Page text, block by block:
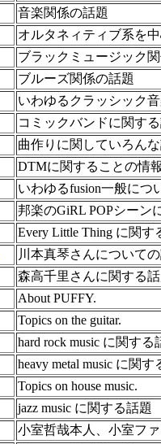
音楽関係の話題
オルタネィティブ系を
ブラックミュージック
ブルーズ関係の話題
いわゆるクラッシック
コミックバンドに関す
曲作りに関していろん
DTMに関することの情
いわゆるfusion一般につ
邦楽のGiRL POPシーン
Every Little Thing に関す
川本真琴さんについて
森高千里さんに関する
About PUFFY.
Topics on the guitar.
hard rock music に関する
heavy metal music に関す
Topics on house music.
jazz music に関する話題
小室哲哉本人、小室フ